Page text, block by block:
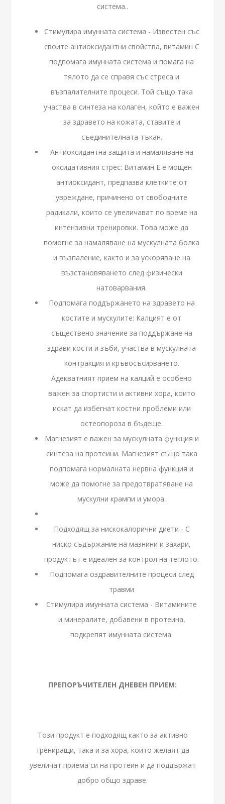
система..
Стимулира имунната система - Известен със
своите антиоксидантни свойства, витамин C
подпомага имунната система и помага на
тялото да се справя със стреса и
възпалителните процеси. Той също така
участва в синтеза на колаген, който е важен
за здравето на кожата, ставите и
съединителната тъкан.
Антиоксидантна защита и намаляване на
оксидативния стрес: Витамин E е мощен
антиоксидант, предпазва клетките от
увреждане, причинено от свободните
радикали, които се увеличават по време на
интензивни тренировки. Това може да
помогне за намаляване на мускулната болка
и възпаление, както и за ускоряване на
възстановяването след физически
натоварвания.
Подпомага поддържането на здравето на
костите и мускулите: Калцият е от
съществено значение за поддържане на
здрави кости и зъби, участва в мускулната
контракция и кръвосъсирването.
Адекватният прием на калций е особено
важен за спортисти и активни хора, които
искат да избегнат костни проблеми или
остеопороза в бъдеще.
Магнезият е важен за мускулната функция и
синтеза на протеини. Магнезият също така
подпомага нормалната нервна функция и
може да помогне за предотвратяване на
мускулни крампи и умора.
Подходящ за нискокалорични диети - С
ниско съдържание на мазнини и захари,
продуктът е идеален за контрол на теглото.
Подпомага оздравителните процеси след
травми
Стимулира имунната система - Витамините
и минералите, добавени в протеина,
подкрепят имунната система.
ПРЕПОРЪЧИТЕЛЕН ДНЕВЕН ПРИЕМ:
Този продукт е подходящ както за активно
трениращи, така и за хора, които желаят да
увеличат приема си на протеин и да поддържат
добро общо здраве.